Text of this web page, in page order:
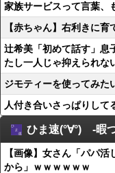
家族サービスって言葉、
【赤ちゃん】右利きに
辻希美「初めて話す」
たし一人じゃ抑えられな
ジモティーを使ってみた
人付き合いさっぱりして
ひま速(°∀°) -暇
【画像】女さん「パパ
から」ｗｗｗｗｗｗ